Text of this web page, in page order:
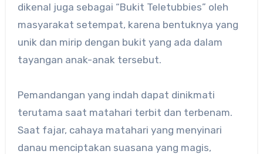
dikenal juga sebagai “Bukit Teletubbies” oleh
masyarakat setempat, karena bentuknya yang
unik dan mirip dengan bukit yang ada dalam
tayangan anak-anak tersebut.
Pemandangan yang indah dapat dinikmati
terutama saat matahari terbit dan terbenam.
Saat fajar, cahaya matahari yang menyinari
danau menciptakan suasana yang magis,